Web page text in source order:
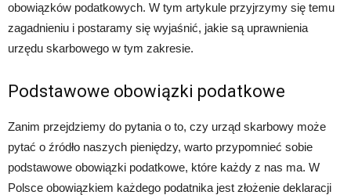
obowiązków podatkowych. W tym artykule przyjrzymy się temu
zagadnieniu i postaramy się wyjaśnić, jakie są uprawnienia
urzędu skarbowego w tym zakresie.
Podstawowe obowiązki podatkowe
Zanim przejdziemy do pytania o to, czy urząd skarbowy może
pytać o źródło naszych pieniędzy, warto przypomnieć sobie
podstawowe obowiązki podatkowe, które każdy z nas ma. W
Polsce obowiązkiem każdego podatnika jest złożenie deklaracji